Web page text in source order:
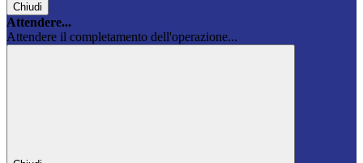
Chiudi
Attendere...
Attendere il completamento dell'operazione...